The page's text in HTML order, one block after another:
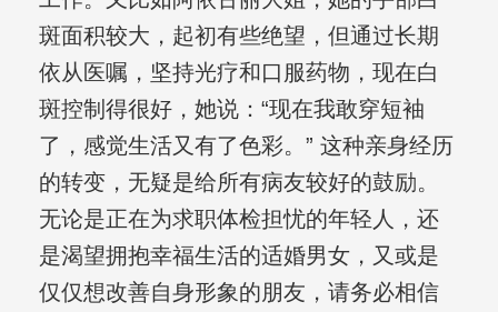
斑面积较大，起初有些绝望，但通过长期
依从医嘱，坚持光疗和口服药物，现在白
斑控制得很好，她说：“现在我敢穿短袖
了，感觉生活又有了色彩。” 这种亲身经历
的转变，无疑是给所有病友较好的鼓励。
无论是正在为求职体检担忧的年轻人，还
是渴望拥抱幸福生活的适婚男女，又或是
仅仅想改善自身形象的朋友，请务必相信